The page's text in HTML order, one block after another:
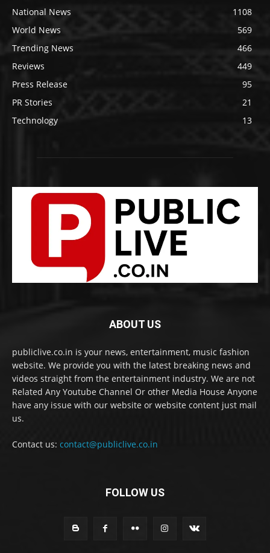
National News
1108
World News
569
Trending News
466
Reviews
449
Press Release
95
PR Stories
21
Technology
13
ABOUT US
publiclive.co.in is your news, entertainment, music fashion
website. We provide you with the latest breaking news and
videos straight from the entertainment industry. We are not
Related Any Youtube Channel Or other Media House Anyone
have any issue with our website or website content just mail
us.
Contact us: contact@publiclive.co.in
FOLLOW US